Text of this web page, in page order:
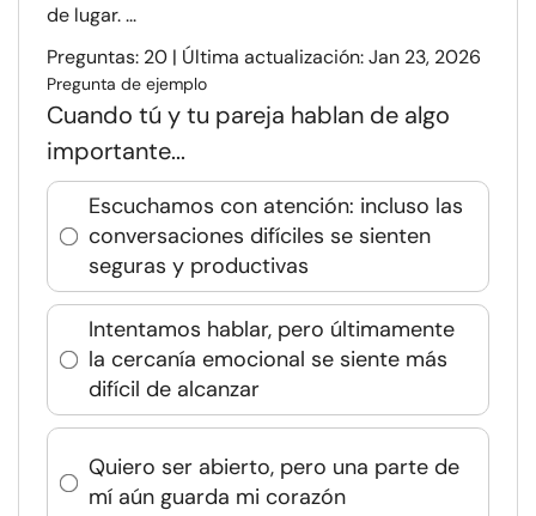
de lugar. ...
Preguntas: 20 | Última actualización: Jan 23, 2026
Pregunta de ejemplo
Cuando tú y tu pareja hablan de algo
importante...
Escuchamos con atención: incluso las
conversaciones difíciles se sienten
seguras y productivas
Intentamos hablar, pero últimamente
la cercanía emocional se siente más
difícil de alcanzar
Quiero ser abierto, pero una parte de
mí aún guarda mi corazón